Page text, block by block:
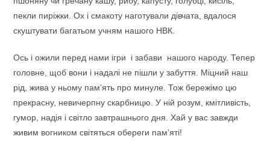
пекли пиріжки. Ох і смакоту наготували дівчата, вдалося
скуштувати багатьом учням нашого НВК.
Ось і ожили перед нами ігри і забави нашого народу. Тепер
головне, щоб вони і надалі не пішли у забуття. Міцний наш
рід, жива у ньому пам’ять про минуле. Тож бережімо цю
прекрасну, невичерпну скарбницю. У ній розум, кмітливість,
гумор, надія і світло завтрашнього дня. Хай у вас завжди
живим вогником світяться обереги пам’яті!